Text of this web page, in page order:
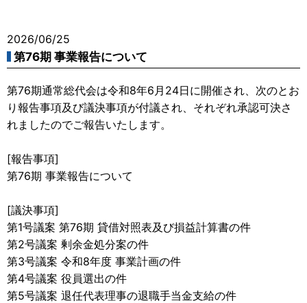
2026/06/25
第76期 事業報告について
第76期通常総代会は令和8年6月24日に開催され、次のとお
り報告事項及び議決事項が付議され、それぞれ承認可決さ
れましたのでご報告いたします。
[報告事項]
第76期 事業報告について
[議決事項]
第1号議案 第76期 貸借対照表及び損益計算書の件
第2号議案 剰余金処分案の件
第3号議案 令和8年度 事業計画の件
第4号議案 役員選出の件
第5号議案 退任代表理事の退職手当金支給の件